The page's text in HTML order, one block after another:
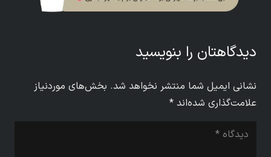
دیدگاهتان را بنویسید
نشانی ایمیل شما منتشر نخواهد شد. بخش‌های موردنیاز
علامت‌گذاری شده‌اند *